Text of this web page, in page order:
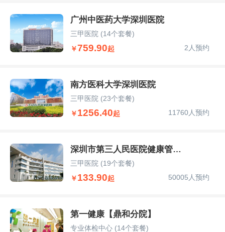
广州中医药大学深圳医院
三甲医院 (14个套餐)
￥759.90起 2人预约
南方医科大学深圳医院
三甲医院 (23个套餐)
￥1256.40起 11760人预约
深圳市第三人民医院健康管理部
三甲医院 (19个套餐)
￥133.90起 50005人预约
第一健康【鼎和分院】
专业体检中心 (14个套餐)